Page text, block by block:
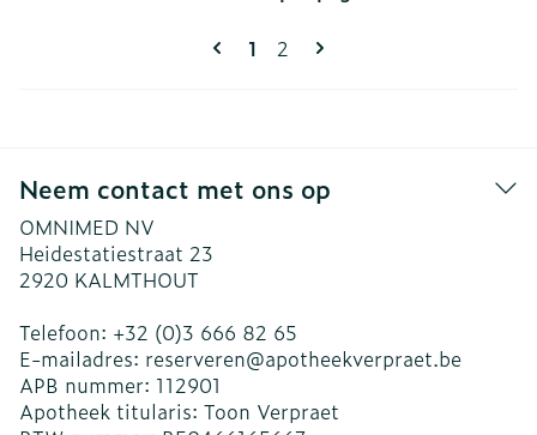
Pagina's
U lees momenteel pagina
1 Pagina
2
Neem contact met ons op
OMNIMED NV
Heidestatiestraat 23
2920 KALMTHOUT
Telefoon: +32 (0)3 666 82 65
E-mailadres: reserveren@apotheekverpraet.be
APB nummer: 112901
Apotheek titularis: Toon Verpraet